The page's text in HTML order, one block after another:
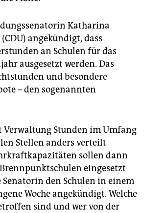
Katharina
angekündigt, dass
an Schulen für das
ausgesetzt werden. Das
und besondere
– den sogenannten
Stunden im Umfang
Stellen anders verteilt
sollen dann
eingesetzt
Senatorin den Schulen in einem
Woche angekündigt. Welche
sind und wer von der